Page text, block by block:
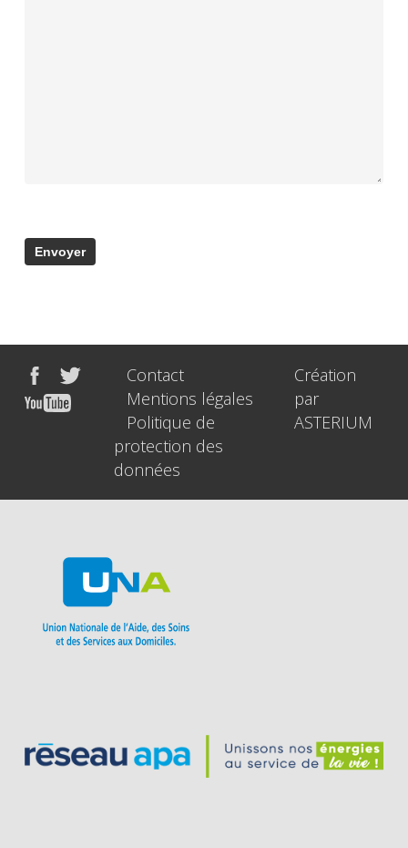
Contact
Mentions légales
Politique de
protection des
données
Création
par
ASTERIUM